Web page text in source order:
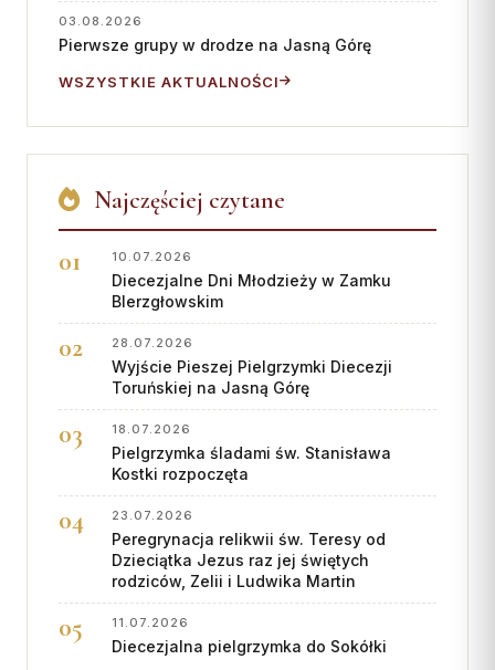
03.08.2026
Pierwsze grupy w drodze na Jasną Górę
WSZYSTKIE AKTUALNOŚCI
Najczęściej czytane
10.07.2026
Diecezjalne Dni Młodzieży w Zamku
BIerzgłowskim
28.07.2026
Wyjście Pieszej Pielgrzymki Diecezji
Toruńskiej na Jasną Górę
18.07.2026
Pielgrzymka śladami św. Stanisława
Kostki rozpoczęta
23.07.2026
Peregrynacja relikwii św. Teresy od
Dzieciątka Jezus raz jej świętych
rodziców, Zelii i Ludwika Martin
11.07.2026
Diecezjalna pielgrzymka do Sokółki